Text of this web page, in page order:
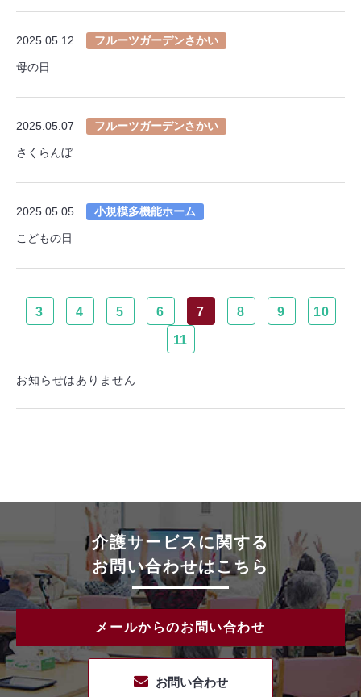
2025.05.12 フルーツガーデンさかい
母の日
2025.05.07 フルーツガーデンさかい
さくらんぼ
2025.05.05 小規模多機能ホーム
こどもの日
3 4 5 6 7 8 9 10
11
お知らせはありません
介護サービスに関する
お問い合わせはこちら
メールからのお問い合わせ
お問い合わせ